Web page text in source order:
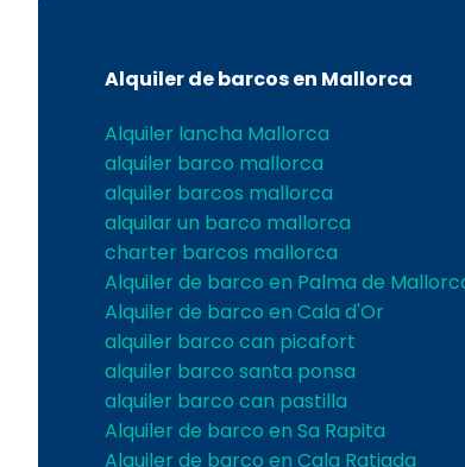
Alquiler de barcos en Mallorca
Alquiler lancha Mallorca
alquiler barco mallorca
alquiler barcos mallorca
alquilar un barco mallorca
charter barcos mallorca
Alquiler de barco en Palma de
Alquiler de barco en Cala d'Or
alquiler barco can picafort
alquiler barco santa ponsa
alquiler barco can pastilla
Alquiler de barco en Sa Rapita
Alquiler de barco en Cala Ratjada